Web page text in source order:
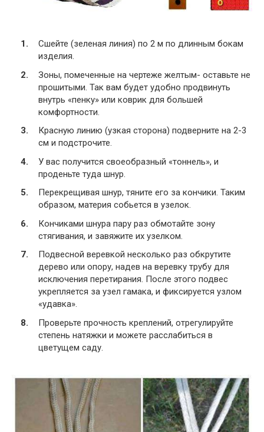
Сшейте (зеленая линия) по 2 м по длинным бокам
изделия.
Зоны, помеченные на чертеже желтым- оставьте не
прошитыми. Так вам будет удобно продвинуть
внутрь «пенку» или коврик для большей
комфортности.
Красную линию (узкая сторона) подверните на 2-3
см и подстрочите.
У вас получится своеобразный «тоннель», и
проденьте туда шнур.
Перекрещивая шнур, тяните его за кончики. Таким
образом, материя собьется в узелок.
Кончиками шнура пару раз обмотайте зону
стягивания, и завяжите их узелком.
Подвесной веревкой несколько раз обкрутите
дерево или опору, надев на веревку трубу для
исключения перетирания. После этого подвес
укрепляется за узел гамака, и фиксируется узлом
«удавка».
Проверьте прочность креплений, отрегулируйте
степень натяжки и можете расслабиться в
цветущем саду.